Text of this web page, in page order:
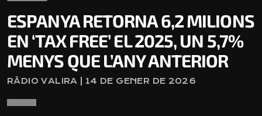
ESPANYA RETORNA 6,2 MILIONS
EN ‘TAX FREE’ EL 2025, UN 5,7%
MENYS QUE L’ANY ANTERIOR
RÀDIO VALIRA | 14 DE GENER DE 2026